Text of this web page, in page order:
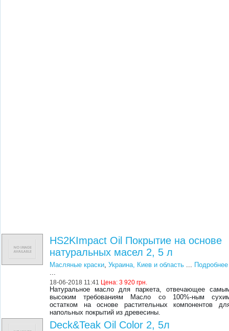
HS2KImpact Oil Покрытие на основе
натуральных масел 2, 5 л
Масляные краски,Украина, Киев и область ... Подробнее
...
18-06-2018 11:41 Цена:3 920 грн.
Натуральное масло для паркета, отвечающее
высоким требованиям Масло со 100%-ным
остатком на основе растительных компонентов
напольных покрытий из древесины.
Deck&Teak Oil Color 2, 5л